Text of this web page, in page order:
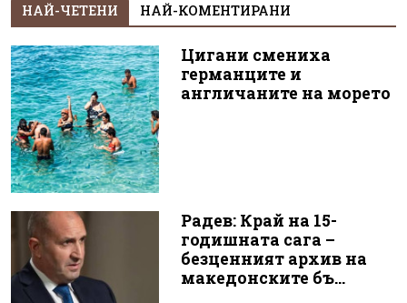
НАЙ-ЧЕТЕНИ НАЙ-КОМЕНТИРАНИ
Цигани смениха
германците и
англичаните на морето
Радев: Край на 15-
годишната сага –
безценният архив на
македонските бъ...